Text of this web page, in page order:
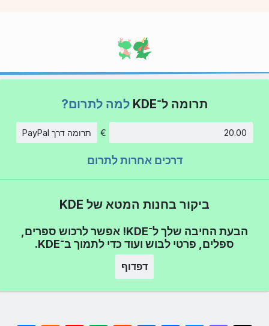
תרומה ל־KDE למה לתרום?
€ תרומה דרך PayPal
דרכים אחרות לתרום
ביקור בחנות המטא של KDE
הבעת החיבה שלך ל־KDE! אפשר לרכוש ספרים,
ספלים, פרטי לבוש ועוד כדי לתמוך ב־KDE.
דפדוף